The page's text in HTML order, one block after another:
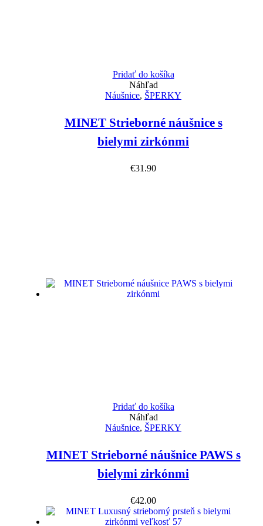
Pridať do košíka
Náhľad
Náušnice, ŠPERKY
MINET Strieborné náušnice s
bielymi zirkónmi
€31.90
Pridať do košíka
Náhľad
Náušnice, ŠPERKY
MINET Strieborné náušnice PAWS s
bielymi zirkónmi
€42.00